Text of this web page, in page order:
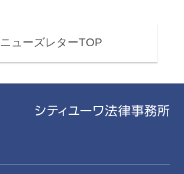
ニューズレターTOP